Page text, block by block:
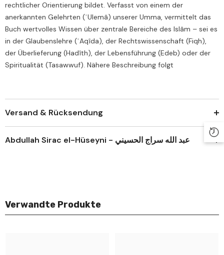
rechtlicher Orientierung bildet. Verfasst von einem der
anerkannten Gelehrten (ʿUlemâ) unserer Umma, vermittelt das
Buch wertvolles Wissen über zentrale Bereiche des Islâm – sei es
in der Glaubenslehre (ʿAqîda), der Rechtswissenschaft (Fiqh),
der Überlieferung (Hadîth), der Lebensführung (Edeb) oder der
Spiritualität (Tasawwuf). Nähere Beschreibung folgt
Versand & Rücksendung
Abdullah Sirac el-Hüseyni - عبد الله سراج الحسيني
Verwandte Produkte